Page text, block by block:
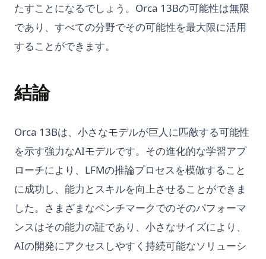
たすことになるでしょう。Orca 13Bの可能性は無限
であり、すべての分野でその可能性を最大限に活用
することができます。
結論
Orca 13Bは、小さなモデルが巨人に匹敵する可能性
を示す強力なAIモデルです。その進化的な学習アプ
ローチにより、LFMの推論プロセスを模倣すること
に成功し、能力とスキルを向上させることができま
した。さまざまなベンチマークでのそのパフォーマ
ンスはその能力の証であり、小さなサイズにより、
AIの開発にアクセスしやすく持続可能なソリューシ